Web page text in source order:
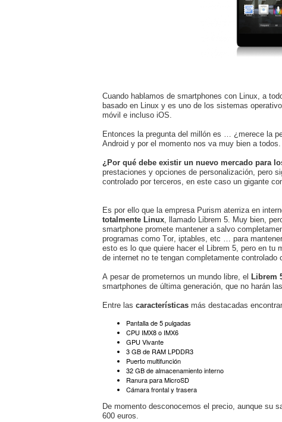
Cuando hablamos de smartphones con Linux, a
basado en Linux y es uno de los sistemas
móvil e incluso iOS.
Entonces la pregunta del millón es … ¿merece la
Android y por el momento nos va muy bien a
¿Por qué debe existir un nuevo mercado para
prestaciones y opciones de personalización, pero
controlado por terceros, en este caso un gigante
Es por ello que la empresa Purism aterriza en
totalmente Linux , llamado Librem 5. Muy bien,
smartphone promete mantener a salvo
programas como Tor, iptables, etc … para
esto es lo que quiere hacer el Librem 5, pero en tu
de internet no te tengan completamente controlado
A pesar de prometernos un mundo libre, el Librem
smartphones de última generación, que no harán
Entre las características más destacadas
Pantalla de 5 pulgadas
CPU IMX8 o IMX6
GPU Vivante
3 GB de RAM LPDDR3
Puerto multifunción
32 GB de almacenamiento interno
Ranura para MicroSD
Cámara frontal y trasera
De momento desconocemos el precio, aunque su
600 euros.